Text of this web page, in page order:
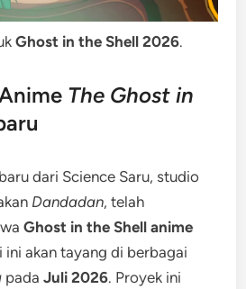
Ghost in the Shell 2026.
The Ghost in
dari Science Saru, studio
Dandadan, telah
Ghost in the Shell anime
akan tayang di berbagai
padaJuli 2026. Proyek ini